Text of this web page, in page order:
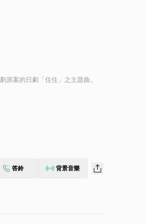
案的日劇「住住」之主題曲。
答鈴 背景音樂